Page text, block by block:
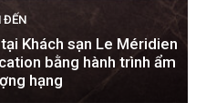
ĐẾN
Khách sạn Le Méridien
bằng hành trình ẩm
hạng